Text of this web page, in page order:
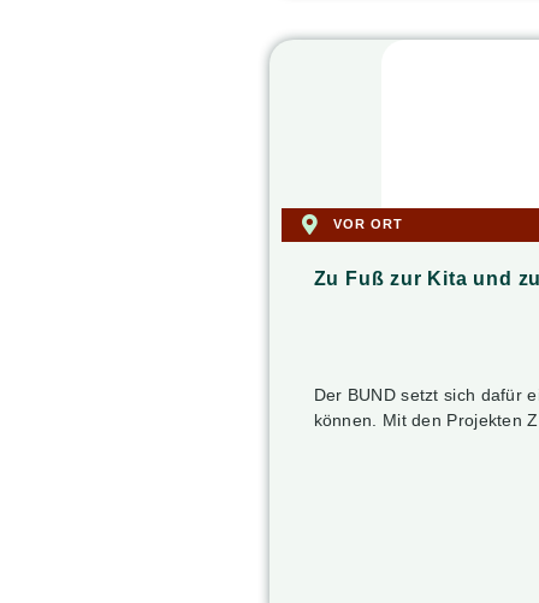
VOR ORT
Zu Fuß zur Kita und
Der BUND setzt sich dafür
können. Mit den Projekten